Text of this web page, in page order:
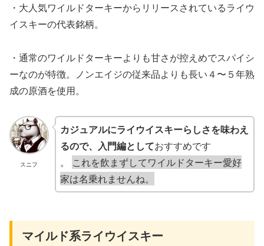
・大人気ワイルドターキーからリリースされているライウ
イスキーの代表銘柄。
・通常のワイルドターキーよりも甘さが控えめでスパイシ
ーなのが特徴。ノンエイジの従来品よりも長い４〜５年熟
成の原酒を使用。
スニフ
カジュアルにライウイスキーらしさを味わえ
るので、入門編としておすすめです
。
これを飲まずしてワイルドターキー愛好
家は名乗れませんね。
マイルド系ライウイスキー